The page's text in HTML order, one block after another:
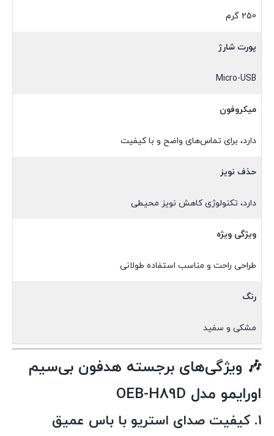
250 گرم
پورت شارژ
Micro-USB
میکروفون
دارد، برای تماس‌های واضح و با کیفیت
حذف نویز
دارد، تکنولوژی کاهش نویز محیطی
ویژگی ویژه
طراحی راحت و مناسب استفاده طولانی
رنگ
مشکی و سفید
🎶 ویژگی‌های برجسته هدفون بی‌سیم
اورایمو مدل OEB-H89D
1. کیفیت صدای استریو با باس عمیق